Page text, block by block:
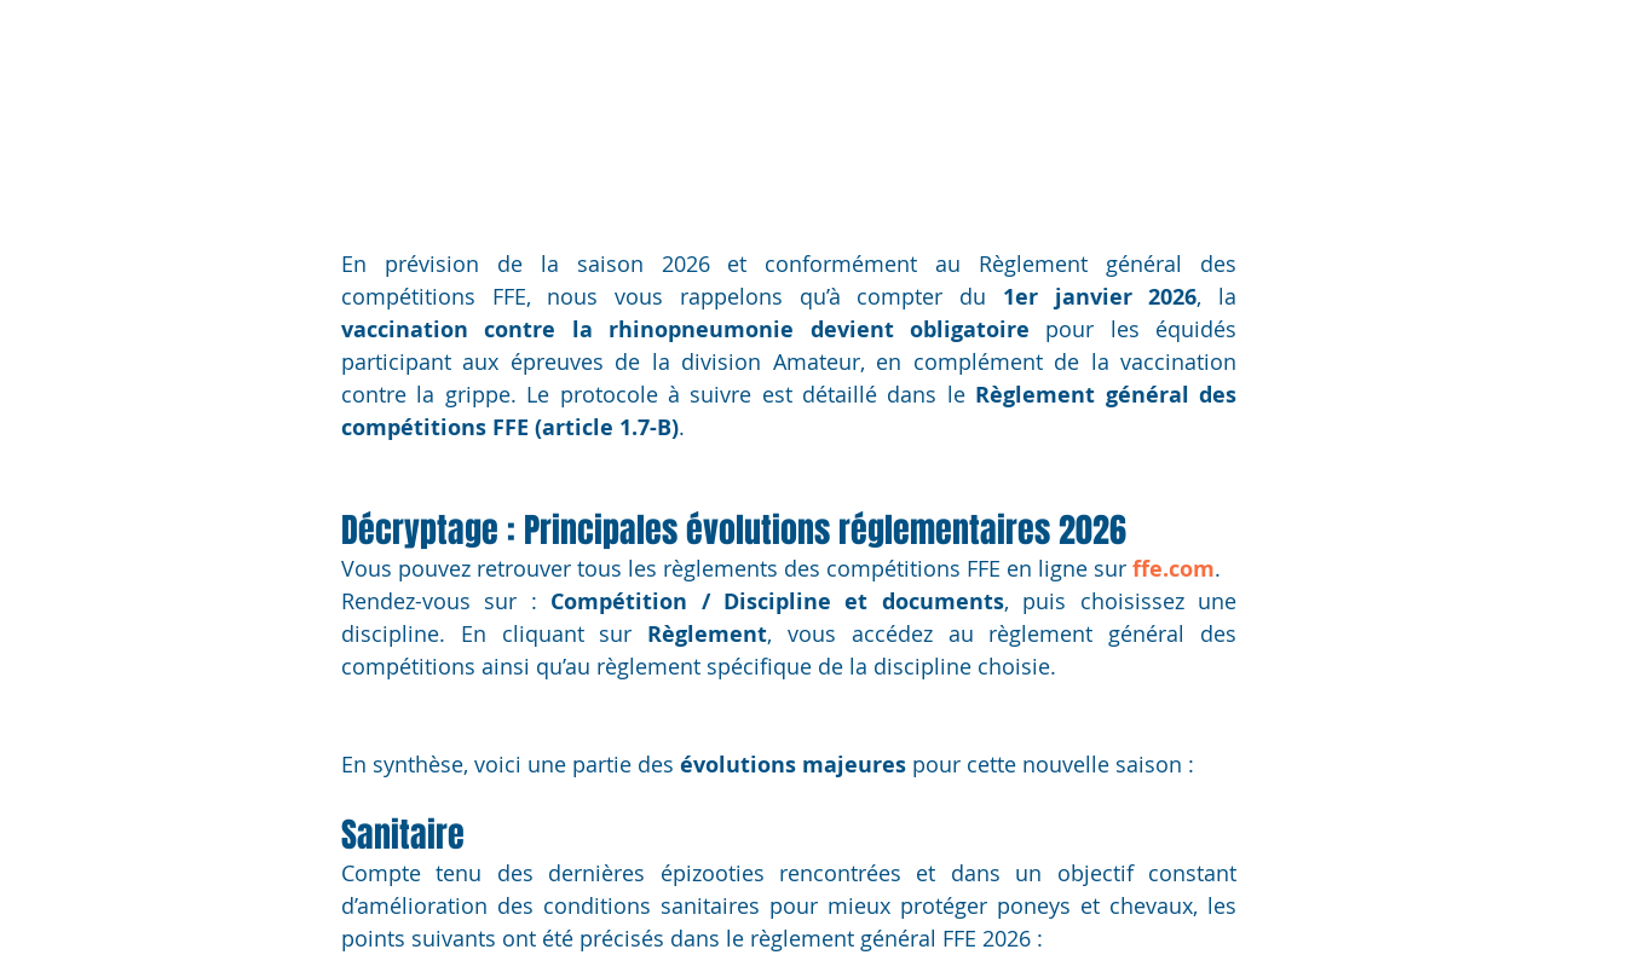
En prévision de la saison 2026 et conformément au Règlement général des
compétitions FFE, nous vous rappelons qu’à compter du 1er janvier 2026
vaccination contre la rhinopneumonie devient obligatoire pour les équidés
participant aux épreuves de la division Amateur, en complément de la vaccination
contre la grippe. Le protocole à suivre est détaillé dans le Règlement général des
compétitions FFE (article 1.7-B).
Décryptage : Principales évolutions réglementaires 2026
Vous pouvez retrouver tous les règlements des compétitions FFE en ligne sur ffe.com.
Rendez-vous sur : Compétition / Discipline et documents, puis choisissez une
discipline. En cliquant sur Règlement, vous accédez au règlement général des
compétitions ainsi qu’au règlement spécifique de la discipline choisie.
En synthèse, voici une partie des évolutions majeures pour cette nouvelle saison :
Sanitaire
Compte tenu des dernières épizooties rencontrées et dans un objectif constant
d’amélioration des conditions sanitaires pour mieux protéger poneys et chevaux, les
points suivants ont été précisés dans le règlement général FFE 2026 :